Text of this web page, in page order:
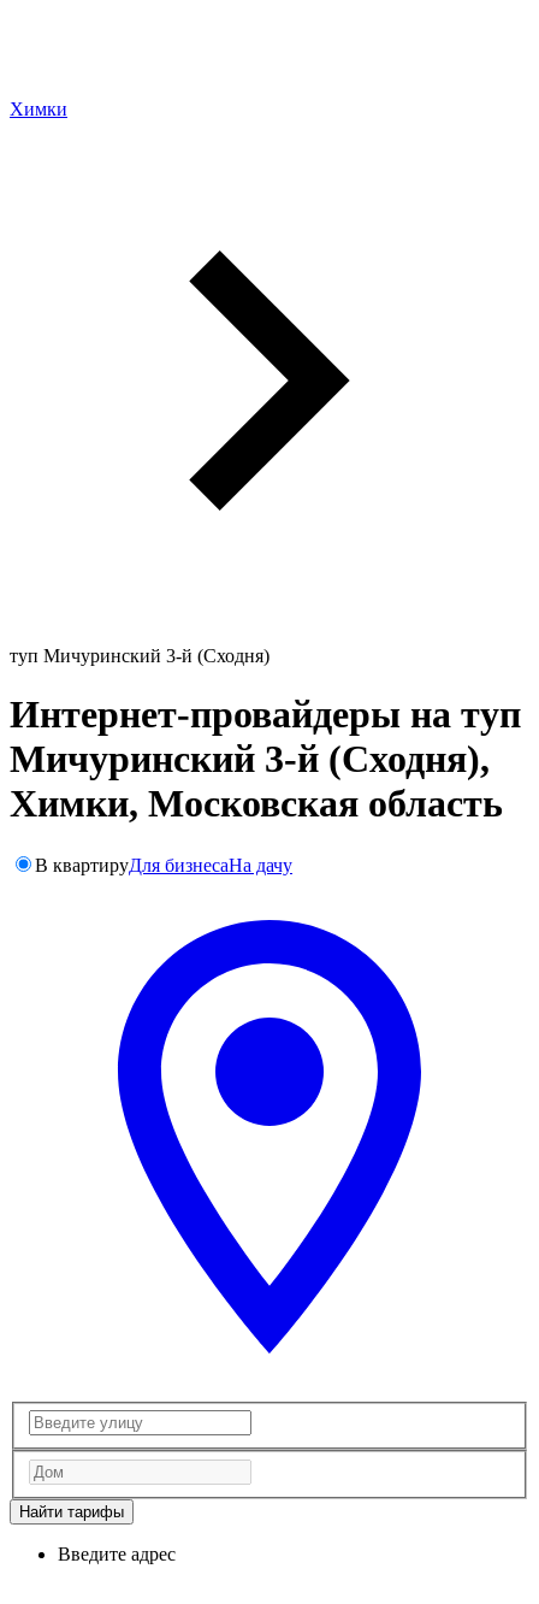
Химки
туп Мичуринский 3-й (Сходня)
Интернет-провайдеры на туп
Мичуринский 3-й (Сходня),
Химки, Московская область
В квартируДля бизнесаНа дачу
Найти тарифы
Введите адрес